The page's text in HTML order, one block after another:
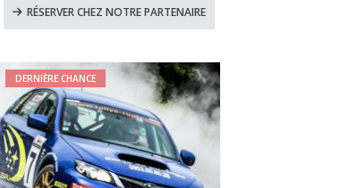
RÉSERVER CHEZ NOTRE PARTENAIRE
DERNIÈRE CHANCE